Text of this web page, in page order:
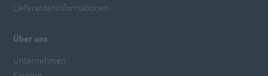
Lieferanteninformationen
Über uns
Unternehmen